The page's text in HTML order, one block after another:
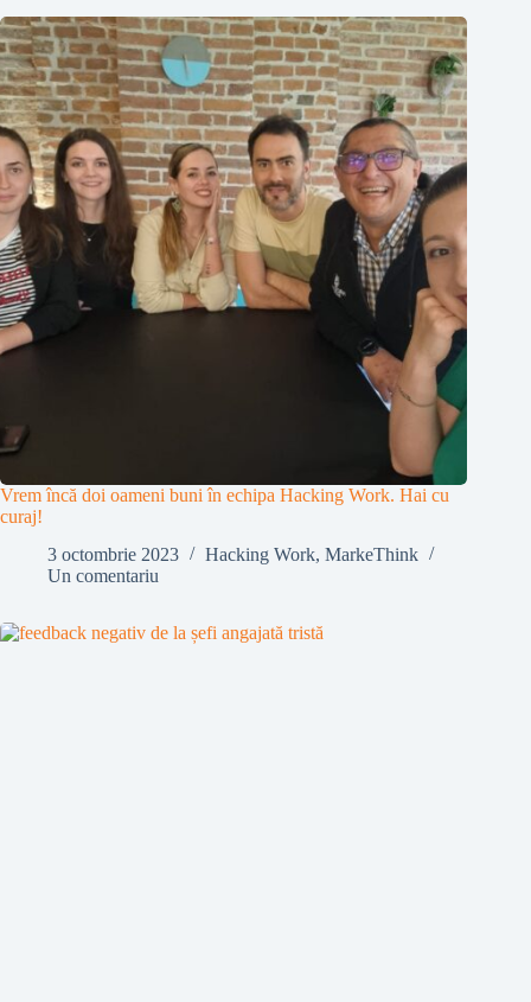
Vrem încă doi oameni buni în echipa Hacking Work. Hai cu
curaj!
3 octombrie 2023
Hacking Work, MarkeThink
Un comentariu